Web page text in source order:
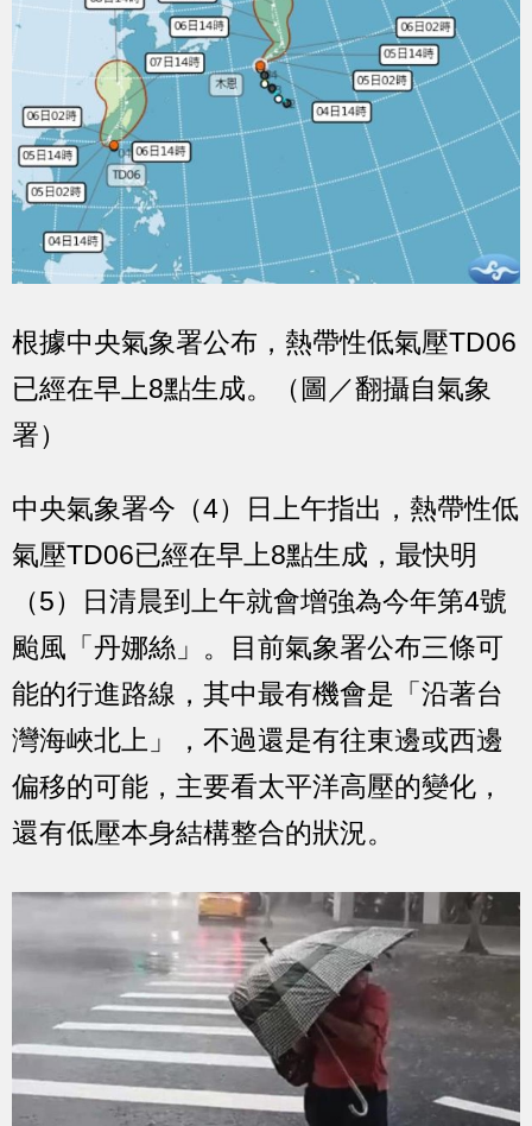
根據中央氣象署公布，熱帶性低氣壓TD06
已經在早上8點生成。（圖／翻攝自氣象
署）
中央氣象署今（4）日上午指出，熱帶性低
氣壓TD06已經在早上8點生成，最快明
（5）日清晨到上午就會增強為今年第4號
颱風「丹娜絲」。目前氣象署公布三條可
能的行進路線，其中最有機會是「沿著台
灣海峽北上」，不過還是有往東邊或西邊
偏移的可能，主要看太平洋高壓的變化，
還有低壓本身結構整合的狀況。